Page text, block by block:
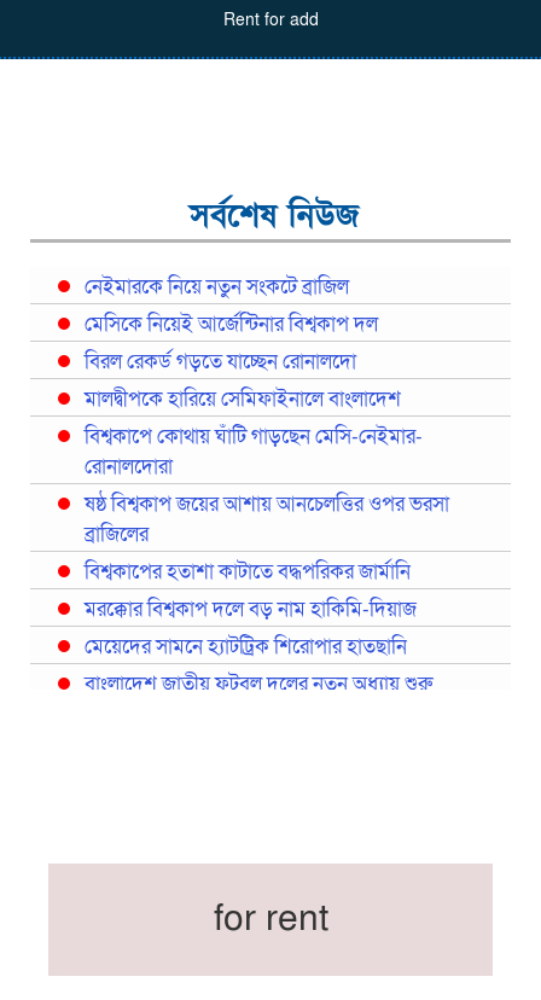
Rent for add
সর্বশেষ নিউজ
নেইমারকে নিয়ে নতুন সংকটে ব্রাজিল
মেসিকে নিয়েই আর্জেন্টিনার বিশ্বকাপ দল
বিরল রেকর্ড গড়তে যাচ্ছেন রোনালদো
মালদ্বীপকে হারিয়ে সেমিফাইনালে বাংলাদেশ
বিশ্বকাপে কোথায় ঘাঁটি গাড়ছেন মেসি-নেইমার-
রোনালদোরা
ষষ্ঠ বিশ্বকাপ জয়ের আশায় আনচেলত্তির ওপর ভরসা
ব্রাজিলের
বিশ্বকাপের হতাশা কাটাতে বদ্ধপরিকর জার্মানি
মরক্কোর বিশ্বকাপ দলে বড় নাম হাকিমি-দিয়াজ
মেয়েদের সামনে হ্যাটট্রিক শিরোপার হাতছানি
বাংলাদেশ জাতীয় ফুটবল দলের নতুন অধ্যায় শুরু
সরিয়ে নিয়েছে ইরান
বর্ষসেরা ক্রীড়াবিদ ও পপুলার চয়েজসহ ফুটবলার হামজা
for rent